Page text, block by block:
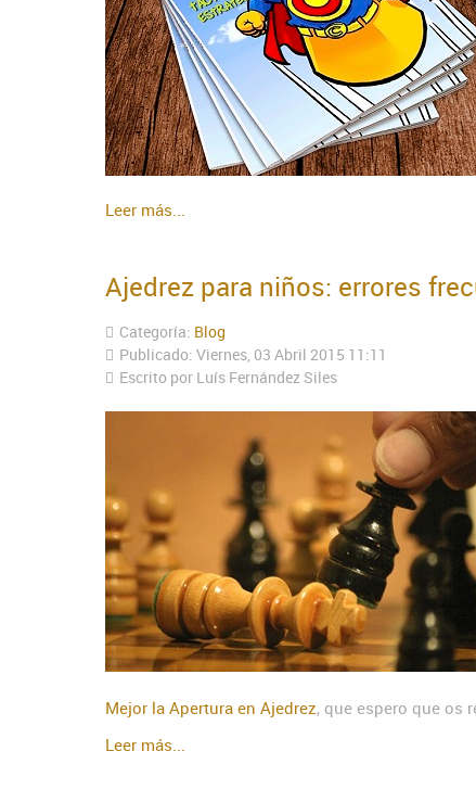
Leer más...
Ajedrez para niños: errores
Categoría: Blog
Publicado: Viernes, 03 Abril 2015 11:11
Escrito por Luís Fernández Siles
Mejor la Apertura en Ajedrez, que espero que os
Leer más...